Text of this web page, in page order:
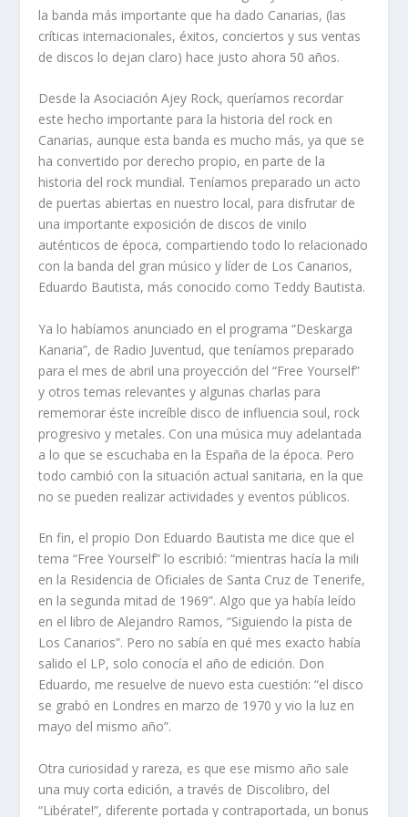
la banda más importante que ha dado Canarias, (las
críticas internacionales, éxitos, conciertos y sus ventas
de discos lo dejan claro) hace justo ahora 50 años.
Desde la Asociación Ajey Rock, queríamos recordar
este hecho importante para la historia del rock en
Canarias, aunque esta banda es mucho más, ya que se
ha convertido por derecho propio, en parte de la
historia del rock mundial. Teníamos preparado un acto
de puertas abiertas en nuestro local, para disfrutar de
una importante exposición de discos de vinilo
auténticos de época, compartiendo todo lo relacionado
con la banda del gran músico y líder de Los Canarios,
Eduardo Bautista, más conocido como Teddy Bautista.
Ya lo habíamos anunciado en el programa “Deskarga
Kanaria”, de Radio Juventud, que teníamos preparado
para el mes de abril una proyección del “Free Yourself”
y otros temas relevantes y algunas charlas para
rememorar éste increíble disco de influencia soul, rock
progresivo y metales. Con una música muy adelantada
a lo que se escuchaba en la España de la época. Pero
todo cambió con la situación actual sanitaria, en la que
no se pueden realizar actividades y eventos públicos.
En fin, el propio Don Eduardo Bautista me dice que el
tema “Free Yourself” lo escribió: “mientras hacía la mili
en la Residencia de Oficiales de Santa Cruz de Tenerife,
en la segunda mitad de 1969”. Algo que ya había leído
en el libro de Alejandro Ramos, “Siguiendo la pista de
Los Canarios”. Pero no sabía en qué mes exacto había
salido el LP, solo conocía el año de edición. Don
Eduardo, me resuelve de nuevo esta cuestión: “el disco
se grabó en Londres en marzo de 1970 y vio la luz en
mayo del mismo año”.
Otra curiosidad y rareza, es que ese mismo año sale
una muy corta edición, a través de Discolibro, del
“Libérate!”, diferente portada y contraportada, un bonus